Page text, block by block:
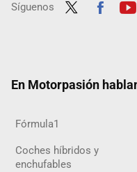
Síguenos
En Motorpasión
Fórmula1
Coches híbridos y
enchufables